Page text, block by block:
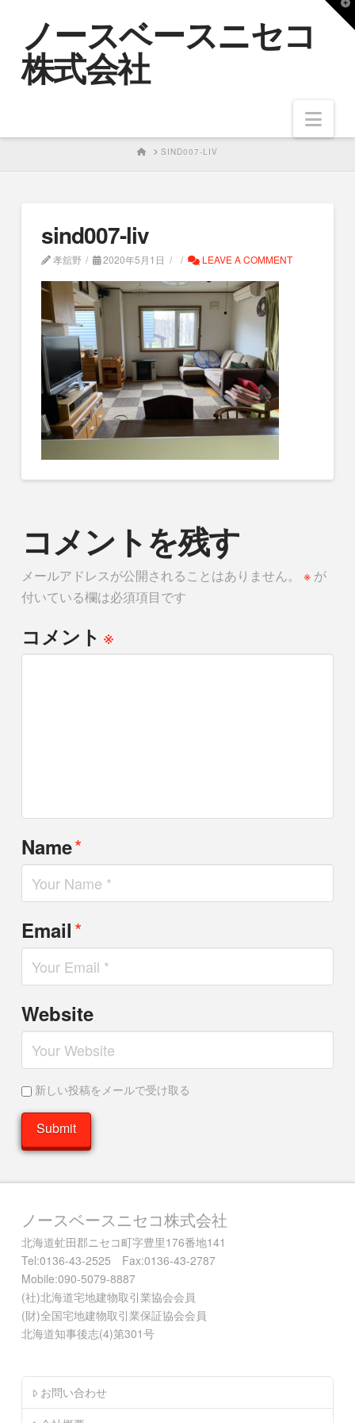
ノースベースニセコ
株式会社
HOMESIND007-LIV
sind007-liv
孝舘野 2020年5月1日 LEAVE A COMMENT
コメントを残す
メールアドレスが公開されることはありません。 ※が
付いている欄は必須項目です
コメント※
Name*
Email*
Website
新しい投稿をメールで受け取る
ノースベースニセコ株式会社
北海道虻田郡ニセコ町字豊里176番地141
Tel:0136-43-2525 Fax:0136-43-2787
Mobile:090-5079-8887
(社)北海道宅地建物取引業協会会員
(財)全国宅地建物取引業保証協会会員
北海道知事後志(4)第301号
お問い合わせ